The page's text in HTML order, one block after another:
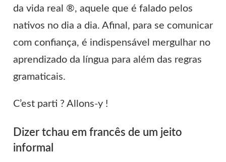
da vida real ®, aquele que é falado pelos
nativos no dia a dia. Afinal, para se comunicar
com confiança, é indispensável mergulhar no
aprendizado da língua para além das regras
gramaticais.
C’est parti ? Allons-y !
Dizer tchau em francês de um jeito
informal